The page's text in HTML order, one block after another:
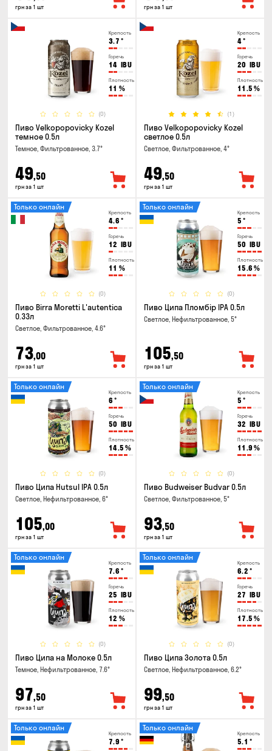
грн за 1 шт грн за 1 шт
Крепость
3.7 °
Горечь
14 IBU
Плотность
11 %
(0)
Пиво Velkopopovicky Kozel
темное 0.5л
Темное, Фильтрованное, 3.7°
49,50
грн за 1 шт
Крепость
4°
Горечь
20 IBU
Плотность
11.5 %
(1)
Пиво Velkopopovicky Kozel
светлое 0.5л
Светлое, Фильтрованное, 4°
49,50
грн за 1 шт
Крепость
4.6 °
Горечь
12 IBU
Плотность
11 %
(0)
Только онлайн
Пиво Birra Moretti L'autentica
0.33л
Светлое, Фильтрованное, 4.6°
73,00
грн за 1 шт
Крепость
5 °
Горечь
50 IBU
Плотность
15.6 %
(0)
Только онлайн
Пиво Ципа Пломбір IPA 0.5л
Светлое, Нефильтрованное, 5°
105,50
грн за 1 шт
Крепость
6 °
Горечь
50 IBU
Плотность
14.5 %
(0)
Только онлайн
Пиво Ципа Hutsul IPA 0.5л
Светлое, Нефильтрованное, 6°
105,00
грн за 1 шт
Крепость
5 °
Горечь
32 IBU
Плотность
11.9 %
(0)
Только онлайн
Пиво Budweiser Budvar 0.5л
Светлое, Фильтрованное, 5°
93,50
грн за 1 шт
Крепость
7.6 °
Горечь
25 IBU
Плотность
12 %
(0)
Только онлайн
Пиво Ципа на Молоке 0.5л
Темное, Нефильтрованное, 7.6°
97,50
грн за 1 шт
Крепость
6.2 °
Горечь
27 IBU
Плотность
17.5 %
(0)
Только онлайн
Пиво Ципа Золота 0.5л
Светлое, Нефильтрованное, 6.2°
99,50
грн за 1 шт
Крепость
7.9 °
Только онлайн
Крепость
5.1 °
Только онлайн